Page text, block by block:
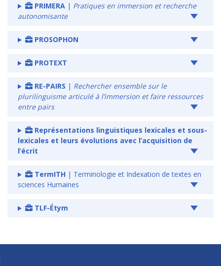
PRIMERA| Pratiques en immersion et recherche
autonomisante
PROSOPHON
PROTEXT
RE-PAIRS | Rechercher ensemble sur le
plurilinguisme articulé à l’immersion et faire ressources
entre pairs
Représentations linguistiques lexicales et sous-
lexicales et leurs évolutions avec l’acquisition de
l’écrit
TermITH| Terminologie et Indexation de textes en
sciences Humaines
TLF-Étym